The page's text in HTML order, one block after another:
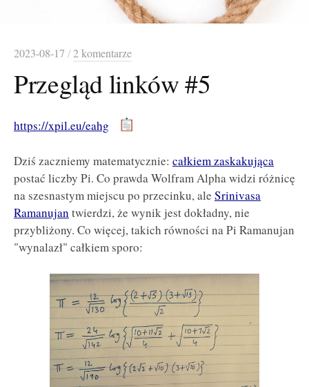
2023-08-17 /2 komentarze
Przegląd linków #5
https://xpil.eu/eahg
Dziś zaczniemy matematycznie: całkiem zaskakująca
postać liczby Pi. Co prawda Wolfram Alpha widzi różnicę
na szesnastym miejscu po przecinku, ale Srinivasa
Ramanujan twierdzi, że wynik jest dokładny, nie
przybliżony. Co więcej, takich równości na Pi Ramanujan
"wynalazł" całkiem sporo: